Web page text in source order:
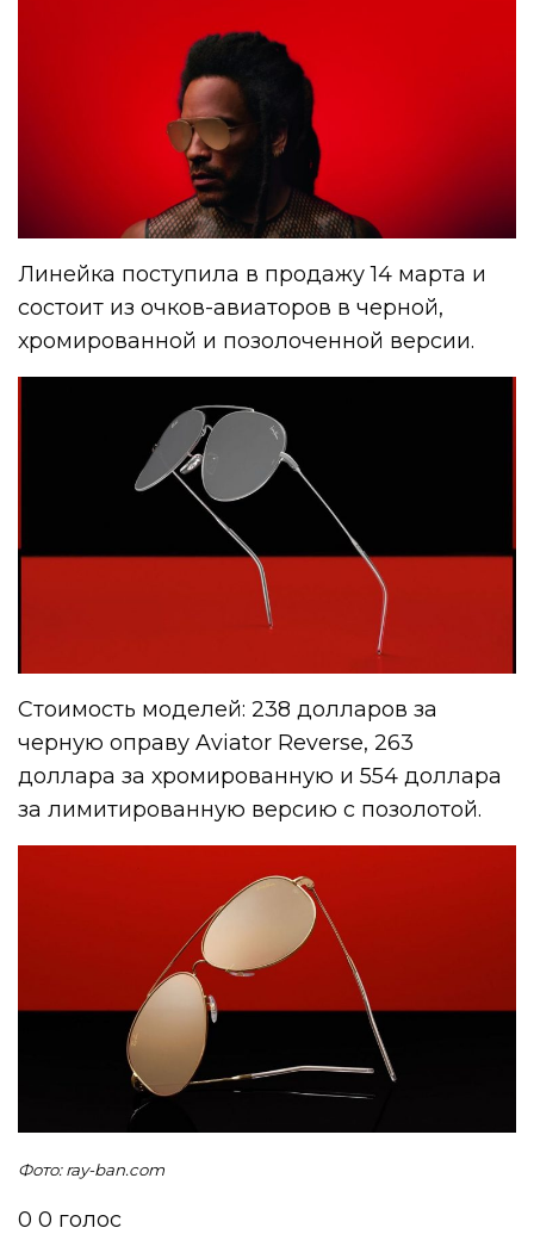
Линейка поступила в продажу 14 марта и
состоит из очков-авиаторов в черной,
хромированной и позолоченной версии.
Стоимость моделей: 238 долларов за
черную оправу Aviator Reverse, 263
доллара за хромированную и 554 доллара
за лимитированную версию с позолотой.
Фото: ray-ban.com
0 0 голос